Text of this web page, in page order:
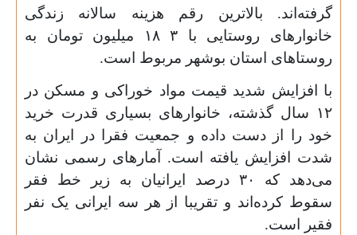
گرفته‌اند. بالاترین رقم هزینه سالانه زندگی
خانوارهای روستایی با ۳ ۱۸
میلیون تومان به
روستاهای استان بوشهر مربوط است.
با افزایش شدید قیمت مواد خوراکی و مسکن در
۱۲ سال گذشته، خانوارهای بسیاری قدرت خرید
خود را از دست داده و جمعیت فقرا در ایران به
شدت افزایش یافته است. آمارهای رسمی نشان
می‌دهد که
۳۰ درصد ایرانیان به زیر خط فقر
سقوط کرده‌اند و تقریبا از هر سه ایرانی یک نفر
فقیر است.